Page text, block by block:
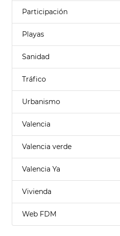
Participación
Playas
Sanidad
Tráfico
Urbanismo
Valencia
Valencia verde
Valencia Ya
Vivienda
Web FDM